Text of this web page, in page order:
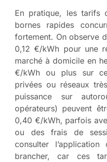
En pratique, les tarifs
bornes rapides
fortement. On observe
0,12 €/kWh pour une
marché à domicile en
€/kWh ou plus sur
privées ou réseaux
puissance sur
opérateurs) peuvent
0,40 €/kWh, parfois
ou des frais de
consulter
brancher, car ces